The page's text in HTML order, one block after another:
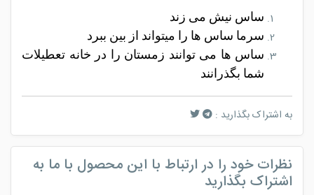
ساس نیش می زند
سرما ساس ها را میتواند از بین ببرد
ساس ها می توانند زمستان را در خانه تعطیلات
شما بگذرانند
به اشتراک بگذارید :
نظرات خود را در ارتباط با این محصول با ما به
اشتراک بگذارید